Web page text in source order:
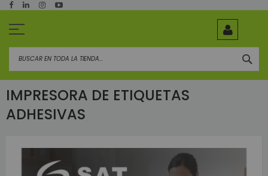
al
IMPRESORA DE ETIQUETAS
ADHESIVAS